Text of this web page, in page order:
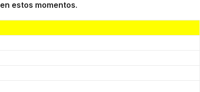
en estos momentos.